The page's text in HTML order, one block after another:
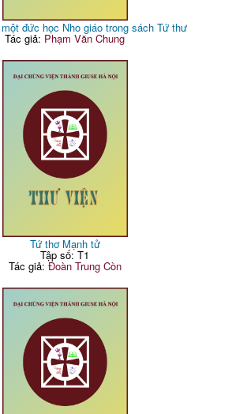
đức học Nho giáo trong sách Tứ thư
Tác giả: Phạm Văn Chung
Tứ thơ Mạnh tử
Tập số: T1
Tác giả: Đoàn Trung Còn